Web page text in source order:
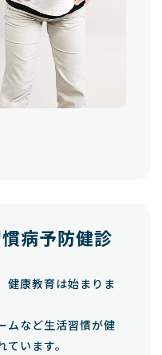
病予防健診
健康教育は始まりま
ムなど生活習慣が健
います。